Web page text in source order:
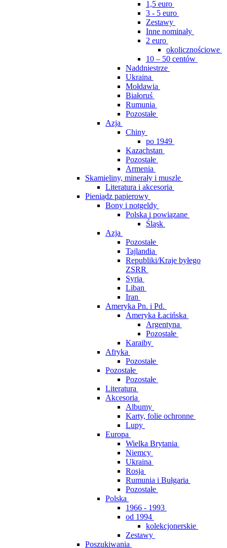
1,5 euro
3 - 5 euro
Zestawy
Inne nominały
2 euro
okolicznościowe
10 – 50 centów
Naddniestrze
Ukraina
Mołdawia
Białoruś
Rumunia
Pozostałe
Azja
Chiny
po 1949
Kazachstan
Pozostałe
Armenia
Skamieliny, minerały i muszle
Literatura i akcesoria
Pieniądz papierowy
Bony i notgeldy
Polska i powiązane
Śląsk
Azja
Pozostałe
Tajlandia
Republiki/Kraje byłego
ZSRR
Syria
Liban
Iran
Ameryka Pn. i Pd.
Ameryka Łacińska
Argentyna
Pozostałe
Karaiby
Afryka
Pozostałe
Pozostałe
Pozostałe
Literatura
Akcesoria
Albumy
Karty, folie ochronne
Lupy
Europa
Wielka Brytania
Niemcy
Ukraina
Rosja
Rumunia i Bułgaria
Pozostałe
Polska
1966 - 1993
od 1994
kolekcjonerskie
Zestawy
Poszukiwania